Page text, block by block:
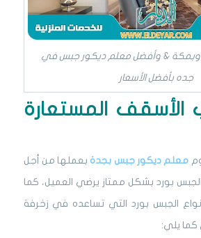
& وأفضل معلم ديكور جبس في
جده بأفضل الأسعار
الأسقف المستعارة
معلم ديكور جبس بجدة بعملها من أجل
بورد بشكل ممتاز يرضي العميل، كما
الجبس بورد التي تساعده في زخرفة
كما يلي: